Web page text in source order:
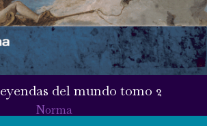
del mundo tomo 2
Norma